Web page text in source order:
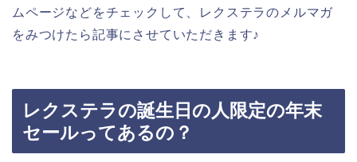
ムページなどをチェックして、レクステラのメルマガ
をみつけたら記事にさせていただきます♪
レクステラの誕生日の人限定の年末
セールってあるの？